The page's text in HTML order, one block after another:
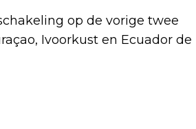
op de vorige twee
Ivoorkust en Ecuador de